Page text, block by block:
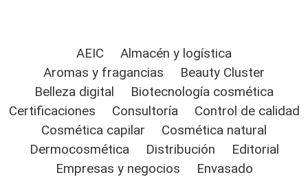
AEIC
Almacén y logística
Aromas y fragancias
Beauty Cluster
Belleza digital
Biotecnología cosmética
Certificaciones
Consultoría
Control de calidad
Cosmética capilar
Cosmética natural
Dermocosmética
Distribución
Editorial
Empresas y negocios
Envasado